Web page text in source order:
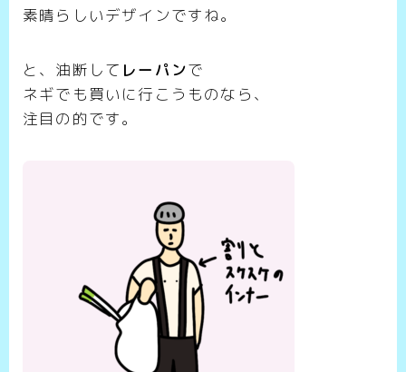
素晴らしいデザインですね。
と、油断して レーパンで
ネギでも買いに行こうものなら、
注目の的です。